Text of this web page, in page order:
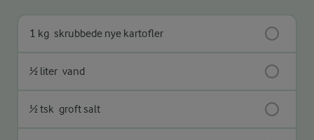
1 kg skrubbede nye kartofler
½ liter vand
½ tsk groft salt